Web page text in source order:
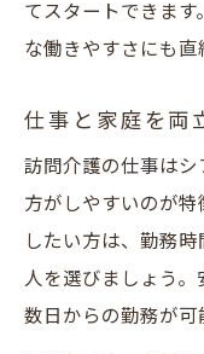
てスタートできま
な働きやすさにも直
仕事と家庭を両
訪問介護の仕事は
方がしやすいのが
したい方は、勤務
人を選びましょう
数日からの勤務が可